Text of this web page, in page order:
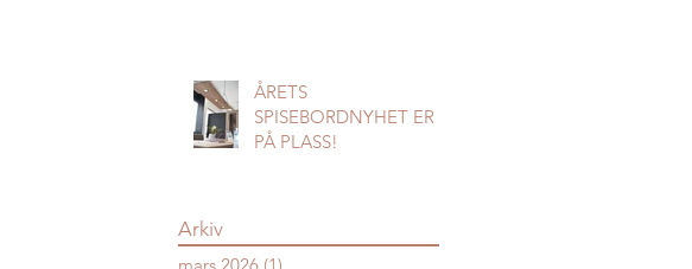
ÅRETS
SPISEBORDNYHET ER
PÅ PLASS!
Arkiv